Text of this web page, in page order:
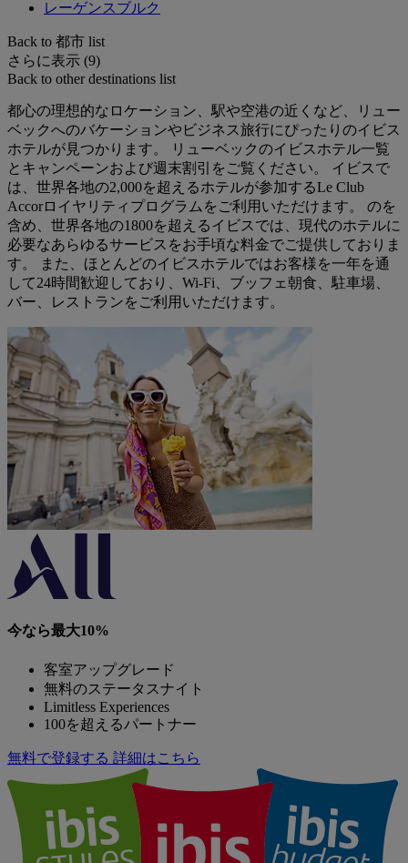
レーゲンスブルク
Back to 都市 list
さらに表示 (9)
Back to other destinations list
都心の理想的なロケーション、駅や空港の近くなど、リュー
ベックへのバケーションやビジネス旅行にぴったりのイビス
ホテルが見つかります。 リューベックのイビスホテル一覧
とキャンペーンおよび週末割引をご覧ください。 イビスで
は、世界各地の2,000を超えるホテルが参加するLe Club
Accorロイヤリティプログラムをご利用いただけます。 のを
含め、世界各地の1800を超えるイビスでは、現代のホテルに
必要なあらゆるサービスをお手頃な料金でご提供しておりま
す。 また、ほとんどのイビスホテルではお客様を一年を通
して24時間歓迎しており、Wi-Fi、ブッフェ朝食、駐車場、
バー、レストランをご利用いただけます。
今なら最大10%
客室アップグレード
無料のステータスナイト
Limitless Experiences
100を超えるパートナー
無料で登録する 詳細はこちら